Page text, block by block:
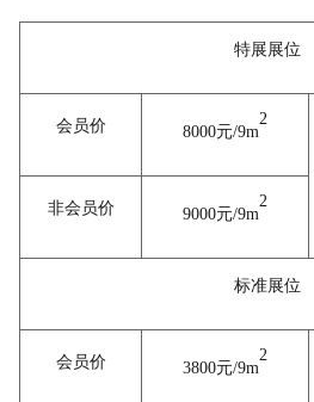
特展展位
会员价 8000元/9m
2
非会员价
9000元/9m
2
标准展位
会员价 3800元/9m
2